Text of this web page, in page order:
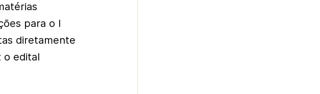
para o I
diretamente
o edital